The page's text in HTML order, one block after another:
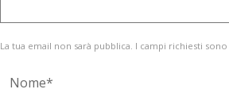
La tua email non sarà pubblica. I campi richiesti